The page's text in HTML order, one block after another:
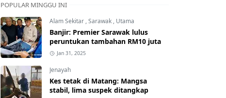
POPULAR MINGGU INI
Alam Sekitar ,Sarawak , Utama
Banjir: Premier Sarawak lulus
peruntukan tambahan RM10 juta
Jan 31, 2025
Jenayah
Kes tetak di Matang: Mangsa
stabil, lima suspek ditangkap